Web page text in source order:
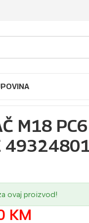
M18
ovaj proizvod!
KM